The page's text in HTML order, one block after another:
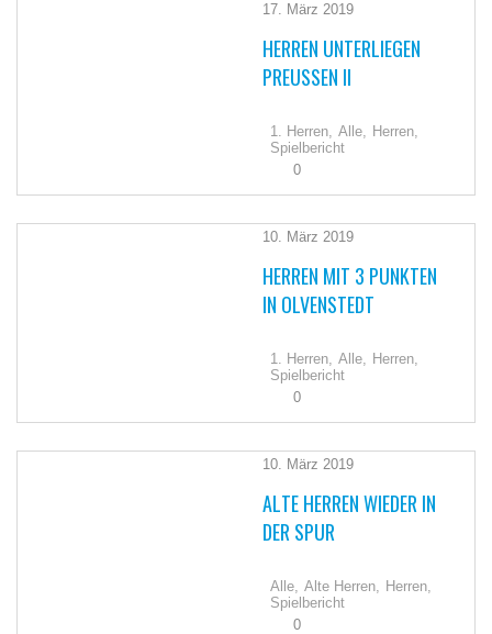
17. März 2019
HERREN UNTERLIEGEN
PREUSSEN II
1. Herren, Alle, Herren,
Spielbericht
0
10. März 2019
HERREN MIT 3 PUNKTEN
IN OLVENSTEDT
1. Herren, Alle, Herren,
Spielbericht
0
10. März 2019
ALTE HERREN WIEDER IN
DER SPUR
Alle, Alte Herren, Herren,
Spielbericht
0